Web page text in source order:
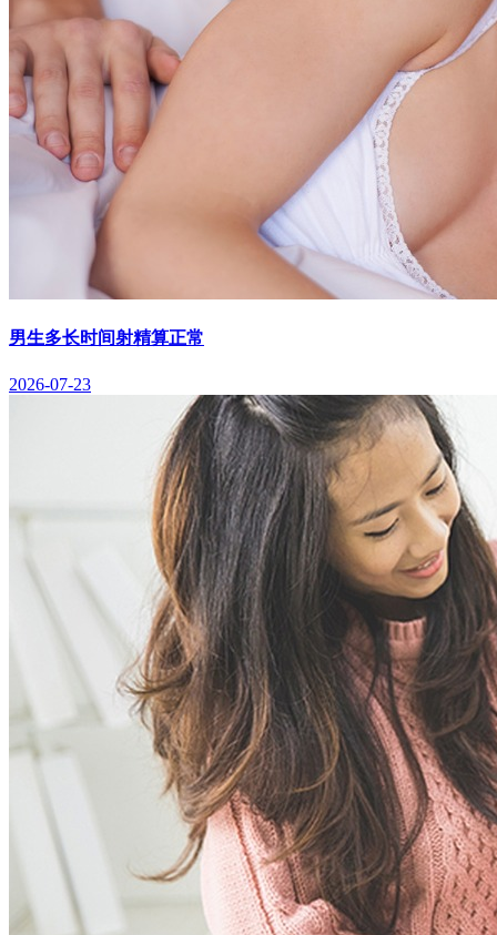
男生多长时间射精算正常
2026-07-23